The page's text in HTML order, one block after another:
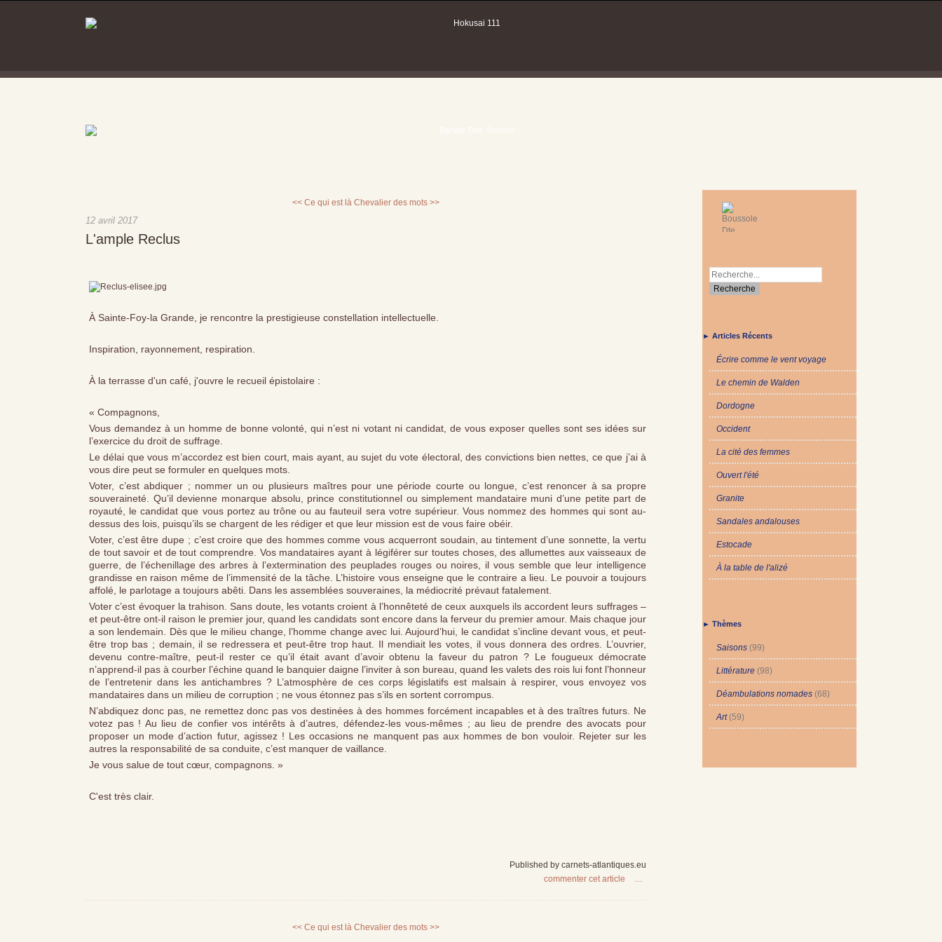
<< Ce qui est là Chevalier des mots >>
12 avril 2017
L'ample Reclus
À Sainte-Foy-la Grande, je rencontre la prestigieuse constellation intellectuelle.
Inspiration, rayonnement, respiration.
À la terrasse d'un café, j'ouvre le recueil épistolaire :
« Compagnons,
Vous demandez à un homme de bonne volonté, qui n’est ni votant ni candidat, de vous exposer quelles sont ses idées sur
l’exercice du droit de suffrage.
Le délai que vous m’accordez est bien court, mais ayant, au sujet du vote électoral, des convictions bien nettes, ce que j’ai à
vous dire peut se formuler en quelques mots.
Voter, c’est abdiquer ; nommer un ou plusieurs maîtres pour une période courte ou longue, c’est renoncer à sa propre
souveraineté. Qu’il devienne monarque absolu, prince constitutionnel ou simplement mandataire muni d’une petite part de
royauté, le candidat que vous portez au trône ou au fauteuil sera votre supérieur. Vous nommez des hommes qui sont au-
dessus des lois, puisqu’ils se chargent de les rédiger et que leur mission est de vous faire obéir.
Voter, c’est être dupe ; c’est croire que des hommes comme vous acquerront soudain, au tintement d’une sonnette, la vertu
de tout savoir et de tout comprendre. Vos mandataires ayant à légiférer sur toutes choses, des allumettes aux vaisseaux de
guerre, de l’échenillage des arbres à l’extermination des peuplades rouges ou noires, il vous semble que leur intelligence
grandisse en raison même de l’immensité de la tâche. L’histoire vous enseigne que le contraire a lieu. Le pouvoir a toujours
affolé, le parlotage a toujours abêti. Dans les assemblées souveraines, la médiocrité prévaut fatalement.
Voter c’est évoquer la trahison. Sans doute, les votants croient à l’honnêteté de ceux auxquels ils accordent leurs suffrages –
et peut-être ont-il raison le premier jour, quand les candidats sont encore dans la ferveur du premier amour. Mais chaque jour
a son lendemain. Dès que le milieu change, l’homme change avec lui. Aujourd’hui, le candidat s’incline devant vous, et peut-
être trop bas ; demain, il se redressera et peut-être trop haut. Il mendiait les votes, il vous donnera des ordres. L’ouvrier,
devenu contre-maître, peut-il rester ce qu’il était avant d’avoir obtenu la faveur du patron ? Le fougueux démocrate
n’apprend-il pas à courber l’échine quand le banquier daigne l’inviter à son bureau, quand les valets des rois lui font l’honneur
de l’entretenir dans les antichambres ? L’atmosphère de ces corps législatifs est malsain à respirer, vous envoyez vos
mandataires dans un milieu de corruption ; ne vous étonnez pas s’ils en sortent corrompus.
N’abdiquez donc pas, ne remettez donc pas vos destinées à des hommes forcément incapables et à des traîtres futurs. Ne
votez pas ! Au lieu de confier vos intérêts à d’autres, défendez-les vous-mêmes ; au lieu de prendre des avocats pour
proposer un mode d’action futur, agissez ! Les occasions ne manquent pas aux hommes de bon vouloir. Rejeter sur les
autres la responsabilité de sa conduite, c’est manquer de vaillance.
Je vous salue de tout cœur, compagnons. »
C'est très clair.
Published by carnets-atlantiques.eu
commenter cet article
…
<< Ce qui est là Chevalier des mots >>
► Articles Récents
Écrire comme le vent voyage
Le chemin de Walden
Dordogne
Occident
La cité des femmes
Ouvert l'été
Granite
Sandales andalouses
Estocade
À la table de l'alizé
► Thèmes
Saisons (99)
Littérature (98)
Déambulations nomades (68)
Art(59)